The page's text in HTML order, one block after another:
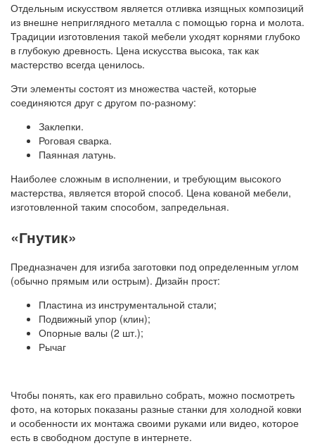
Отдельным искусством является отливка изящных композиций
из внешне неприглядного металла с помощью горна и молота.
Традиции изготовления такой мебели уходят корнями глубоко
в глубокую древность. Цена искусства высока, так как
мастерство всегда ценилось.
Эти элементы состоят из множества частей, которые
соединяются друг с другом по-разному:
Заклепки.
Роговая сварка.
Паянная латунь.
Наиболее сложным в исполнении, и требующим высокого
мастерства, является второй способ. Цена кованой мебели,
изготовленной таким способом, запредельная.
«Гнутик»
Предназначен для изгиба заготовки под определенным углом
(обычно прямым или острым). Дизайн прост:
Пластина из инструментальной стали;
Подвижный упор (клин);
Опорные валы (2 шт.);
Рычаг
Чтобы понять, как его правильно собрать, можно посмотреть
фото, на которых показаны разные станки для холодной ковки
и особенности их монтажа своими руками или видео, которое
есть в свободном доступе в интернете.